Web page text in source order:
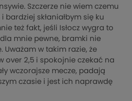
Szczerze nie wiem czemu
bardziej skłaniałbym się ku
też fakt, jeśli Isłocz wygra to
mnie pewne, bramki nie
Uważam w takim razie, że
over 2,5 i spokojnie czekać na
wczorajsze mecze, padają
czasie i jest ich naprawdę